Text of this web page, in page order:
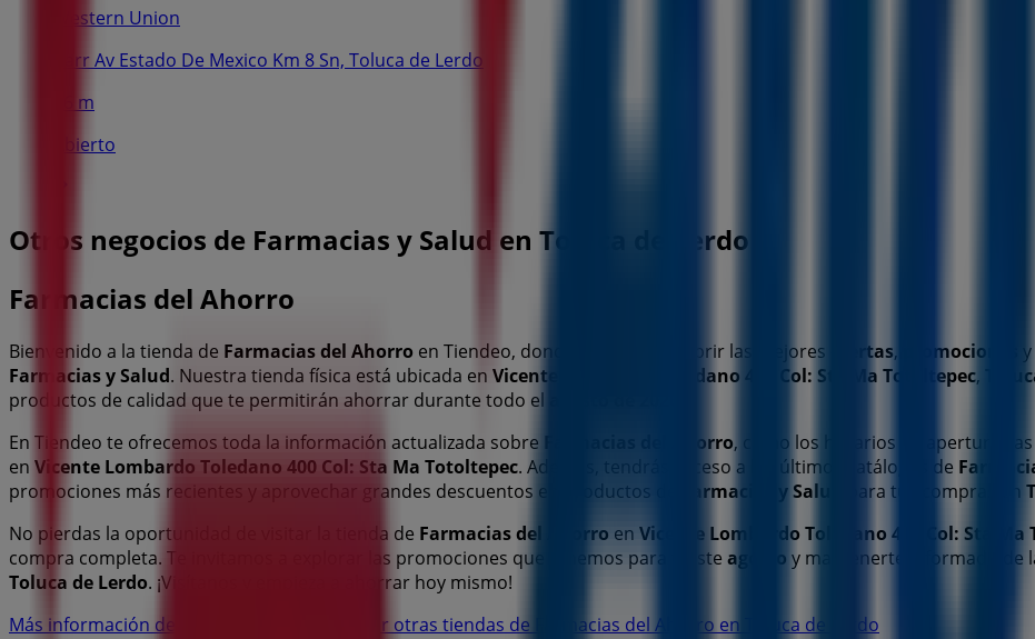
Western Union
Carr Av Estado De Mexico Km 8 Sn, Toluca de Lerdo
56 m
Abierto
Otros negocios de Farmacias y Salud en Toluca de Lerdo
Farmacias del Ahorro
Bienvenido a la tienda de Farmacias del Ahorro en Tiendeo, donde podrás descubrir las mejores ofertas, promociones y
Farmacias y Salud. Nuestra tienda física está ubicada en Vicente Lombardo Toledano 400 Col: Sta Ma Totoltepec,
productos de calidad que te permitirán ahorrar durante todo el
En Tiendeo te ofrecemos toda la información actualizada sobre
Farmacias del Ahorro, como los horarios de apertura,
en Vicente Lombardo Toledano 400 Col: Sta Ma Totoltepec. Además, tendrás acceso a los últimos catálogos de
promociones más recientes y aprovechar grandes descuentos en productos de
Farmacias y Salud para tus compras en
No pierdas la oportunidad de visitar la tienda de Farmacias del Ahorro en Vicente Lombardo Toledano 400 Col: Sta Ma
compra completa. Te invitamos a explorar las promociones que tenemos para ti este agosto y mantenerte informado de
Toluca de Lerdo. ¡Visítanos y empieza a ahorrar hoy mismo!
Más información de Farmacias del Ahorro
Ver otras tiendas de Farmacias del Ahorro en Toluca de Lerdo